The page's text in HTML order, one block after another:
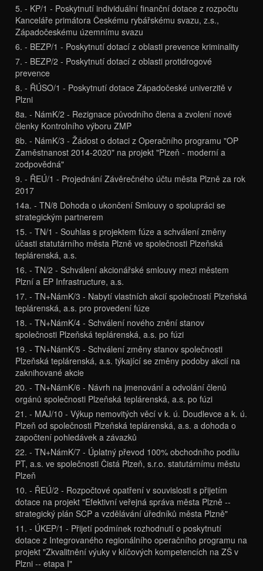
5. - KP/1 - Poskytnutí individuální finanční dotace z rozpočtu
Kanceláře primátora Českému rybářskému svazu, z.s.,
Západočeskému územnímu svazu
6. - BEZP/1 - Poskytnutí dotací z oblasti prevence kriminality
7. - BEZP/2 - Poskytnutí dotací z oblasti protidrogové
prevence
8. - ŘÚSO/1 - Poskytnutí dotace Západočeské univerzitě v
Plzni
8a. - NámK/2 - Rezignace původního člena a zvolení nové
členky Kontrolního výboru ZMP
8b. - NámK/3 - Žádost o dotaci z Operačního programu "OP
Zaměstnanost 2014-2020" na projekt "Plzeň - moderní a
zodpovědná"
9. - ŘEÚ/1 - Projednání Závěrečného účtu města Plzně za rok
2017
14a. - TN/8 Dohoda o ukončení Smlouvy o spolupráci se
strategickým partnerem
15. - TN/1 - Souhlas s projektem fúze a schválení změny
účasti statutárního města Plzně ve společnosti Plzeňská
teplárenská, a.s.
16. - TN/2 - Schválení akcionářské smlouvy mezi městem
Plzní a EP Infrastructure, a.s.
17. - TN+NámK/3 - Nabytí vlastních akcií společností Plzeňská
teplárenská, a.s. pro provedení fúze
18. - TN+NámK/4 - Schválení nového znění stanov
společnosti Plzeňská teplárenská, a.s. po fúzi
19. - TN+NámK/5 - Schválení změny stanov společnosti
Plzeňská teplárenská, a.s. týkající se změny podoby akcií na
zaknihované akcie
20. - TN+NámK/6 - Návrh na jmenování a odvolání členů
orgánů společnosti Plzeňská teplárenská, a.s. po fúzi
21. - MAJ/10 - Výkup nemovitých věcí v k. ú. Doudlevce a k. ú.
Plzeň od společnosti Plzeňská teplárenská, a.s. a dohoda o
započtení pohledávek a závazků
22. - TN+NámK/7 - Úplatný převod 100% obchodního podílu
PT, a.s. ve společnosti Čistá Plzeň, s.r.o. statutárnímu městu
Plzeň
10. - ŘEÚ/2 - Rozpočtové opatření v souvislosti s přijetím
dotace na projekt "Efektivní veřejná správa města Plzně --
strategický plán SCP a vzdělávání úředníků města Plzně"
11. - ÚKEP/1 - Přijetí podmínek rozhodnutí o poskytnutí
dotace z Integrovaného regionálního operačního programu na
projekt "Zkvalitnění výuky v klíčových kompetencích na ZŠ v
Plzni -- etapa I"